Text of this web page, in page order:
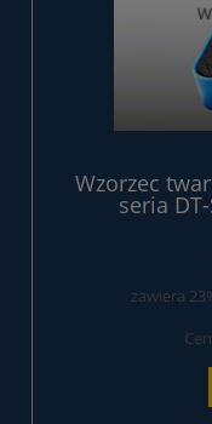
Wzorzec
seria
zawiera